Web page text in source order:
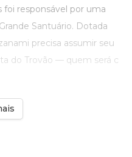
responsável por uma
Santuário. Dotada
precisa assumir seu
do Trovão — quem será c